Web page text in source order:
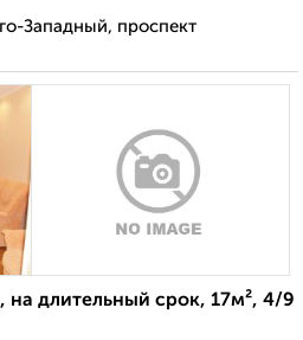
Западный, проспект
на длительный срок, 17м², 4/9